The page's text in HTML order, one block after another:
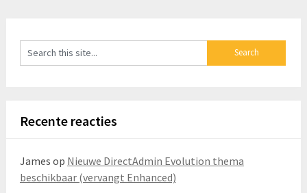
Recente reacties
James op Nieuwe DirectAdmin Evolution thema
beschikbaar (vervangt Enhanced)